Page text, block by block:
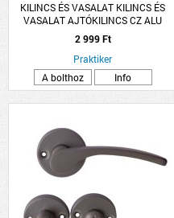
KILINCS ÉS VASALAT KILINCS ÉS
VASALAT AJTÓKILINCS CZ ALU
ARANY LANA ROZETTÁS
2 999 Ft
Praktiker
A bolthoz
Info